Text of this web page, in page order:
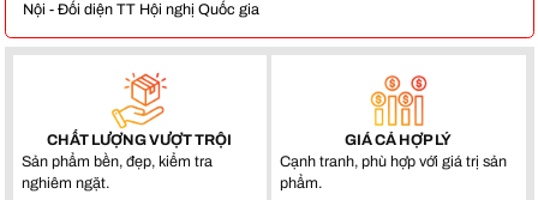
Nội - Đối diện TT Hội nghị Quốc gia
CHẤT LƯỢNG VƯỢT TRỘI
Sản phẩm bền, đẹp, kiểm tra
nghiêm ngặt.
GIÁ CẢ HỢP LÝ
Cạnh tranh, phù hợp với giá trị sản
phẩm.